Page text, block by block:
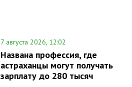
7 августа 2026, 12:02
Названа профессия, где
астраханцы могут получать
зарплату до 280 тысяч